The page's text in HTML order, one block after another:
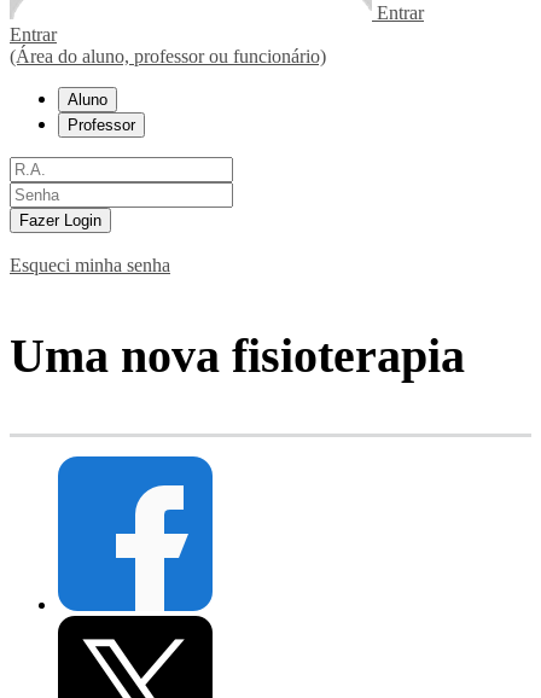
Entrar
Entrar
(Área do aluno, professor ou funcionário)
Aluno
Professor
Fazer Login
Esqueci minha senha
Uma nova fisioterapia